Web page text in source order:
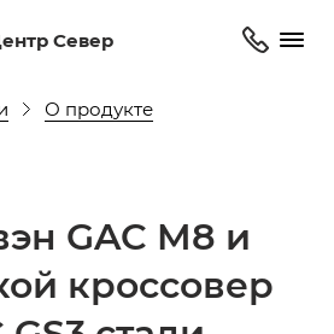
Север
О продукте
GAC M8 и
кроссовер